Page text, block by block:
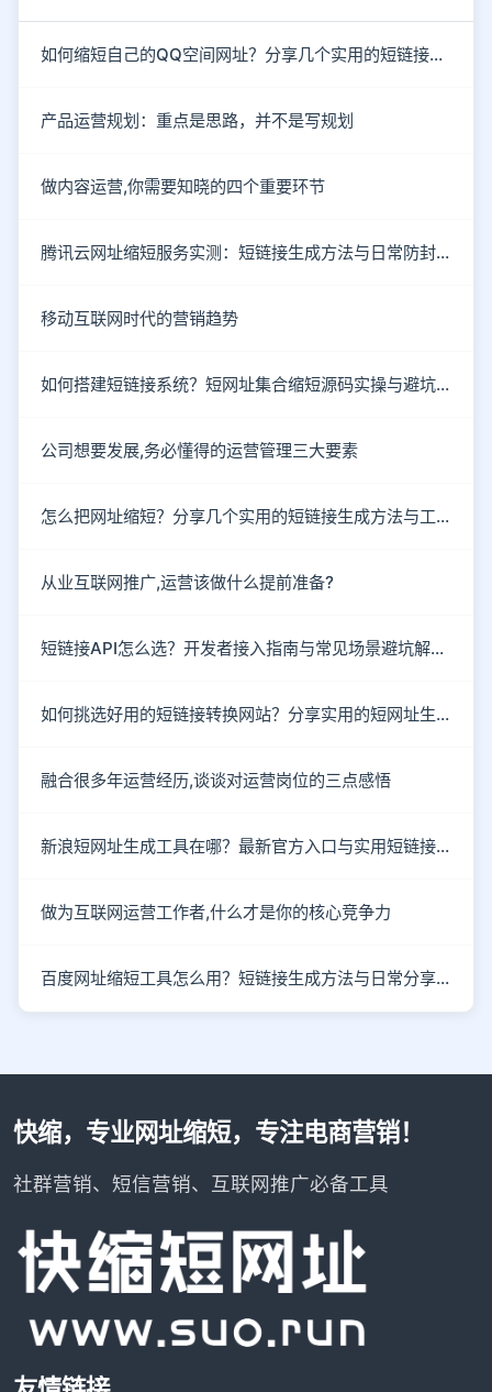
如何缩短自己的QQ空间网址？分享几个实用的短链接生成方法
产品运营规划：重点是思路，并不是写规划
做内容运营,你需要知晓的四个重要环节
腾讯云网址缩短服务实测：短链接生成方法与日常防封注意事项
移动互联网时代的营销趋势
如何搭建短链接系统？短网址集合缩短源码实操与避坑指南
公司想要发展,务必懂得的运营管理三大要素
怎么把网址缩短？分享几个实用的短链接生成方法与工具
从业互联网推广,运营该做什么提前准备?
短链接API怎么选？开发者接入指南与常见场景避坑解析。
如何挑选好用的短链接转换网站？分享实用的短网址生成技巧。
融合很多年运营经历,谈谈对运营岗位的三点感悟
新浪短网址生成工具在哪？最新官方入口与实用短链接工具盘点
做为互联网运营工作者,什么才是你的核心竞争力
百度网址缩短工具怎么用？短链接生成方法与日常分享场景解析
快缩，专业网址缩短，专注电商营销！
社群营销、短信营销、互联网推广必备工具